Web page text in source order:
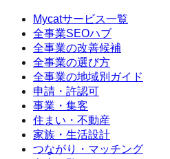
Mycatサービス一覧
全事業SEOハブ
全事業の改善候補
全事業の選び方
全事業の地域別ガイド
申請・許認可
事業・集客
住まい・不動産
家族・生活設計
つながり・マッチング